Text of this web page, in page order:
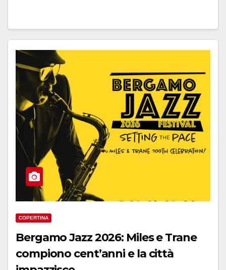
COPERTINA
Bergamo Jazz 2026: Miles e Trane
compiono cent’anni e la città